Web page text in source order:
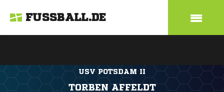
FUSSBALL.DE
USV POTSDAM II
TORBEN AFFELDT